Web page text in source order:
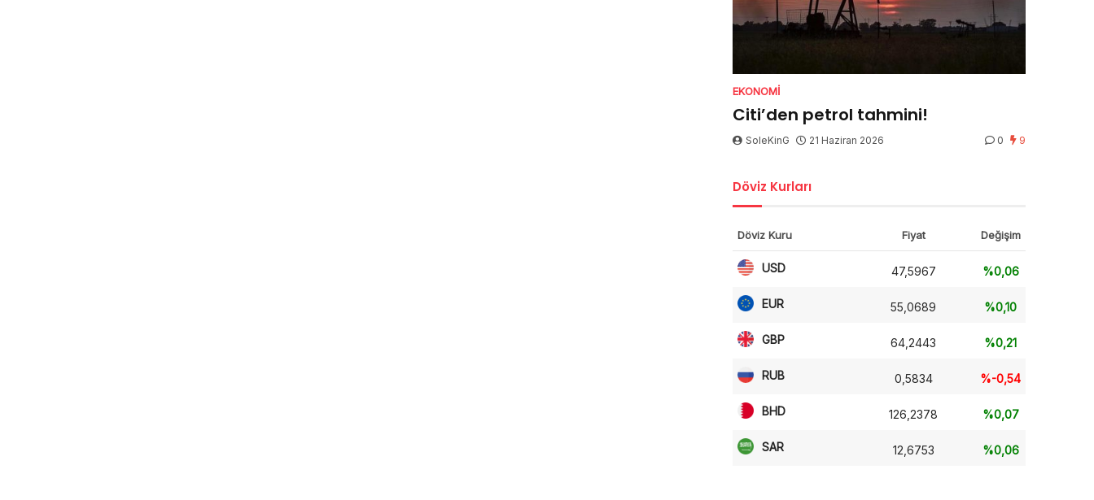
EKONOMI
Citi’den petrol tahmini!
SoleKinG 21 Haziran 2026 0 9
Döviz Kurları
Döviz Kuru Fiyat Değişim
USD 47,5967 %0,06
EUR 55,0689 %0,10
GBP 64,2443 %0,21
RUB 0,5834 %-0,54
BHD 126,2378 %0,07
SAR 12,6753 %0,06